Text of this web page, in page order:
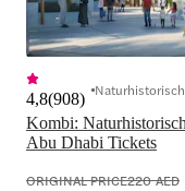
Kombi:
Abu Dhabi Tickets
4,8(908)
ORIGINAL PRICE220 AED